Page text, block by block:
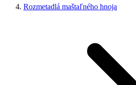
Rozmetadlá maštaľného hnoja